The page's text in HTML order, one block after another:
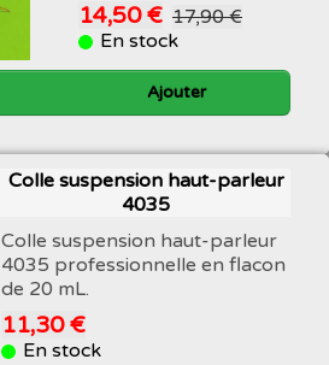
14,50 € 17,90 €
En stock
Ajouter
Colle suspension haut-parleur
4035
Colle suspension haut-parleur
4035 professionnelle en flacon
de 20 mL.
11,30 €
En stock